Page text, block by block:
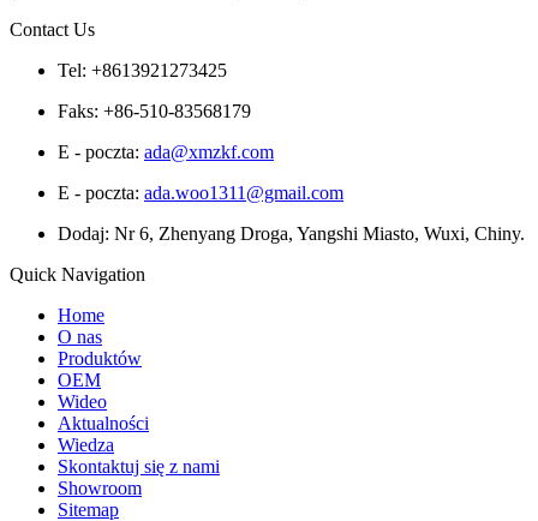
Contact Us
Tel: +8613921273425
Faks: +86-510-83568179
E - poczta: ada@xmzkf.com
E - poczta: ada.woo1311@gmail.com
Dodaj: Nr 6, Zhenyang Droga, Yangshi Miasto, Wuxi, Chiny.
Quick Navigation
Home
O nas
Produktów
OEM
Wideo
Aktualności
Wiedza
Skontaktuj się z nami
Showroom
Sitemap